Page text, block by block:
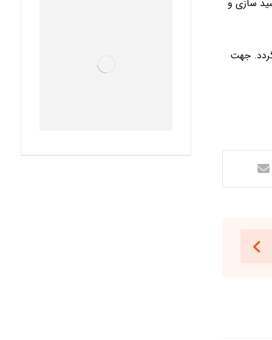
سازی و
کیلوگرمی ارائه می گردد. جهت